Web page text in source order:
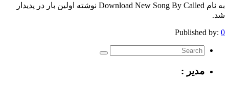
به نام Download New Song By Called نوشته اولین بار در پدیدار
شد.
Published by: 0
مدیر :